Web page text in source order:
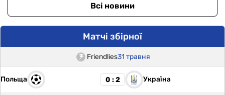
Всі новини
Матчі збірної
Friendlies31 травня
Польща 0 : 2 Україна